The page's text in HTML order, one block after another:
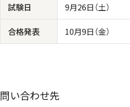
試験日 9月26日（土）
合格発表 10月9日（金）
問い合わせ先